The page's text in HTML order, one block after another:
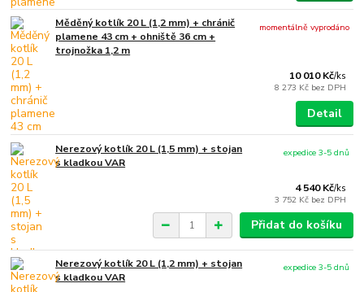
Měděný kotlík 20 L (1,2 mm) + chránič
plamene 43 cm + ohniště 36 cm +
trojnožka 1,2 m
10 010 Kč/ks
8 273 Kč bez DPH
momentálně vyprodáno
Detail
Nerezový kotlík 20 L (1,5 mm) + stojan
s kladkou VAR
4 540 Kč/ks
3 752 Kč bez DPH
expedice 3-5 dnů
Přidat do košíku
Nerezový kotlík 20 L (1,2 mm) + stojan
s kladkou VAR
expedice 3-5 dnů